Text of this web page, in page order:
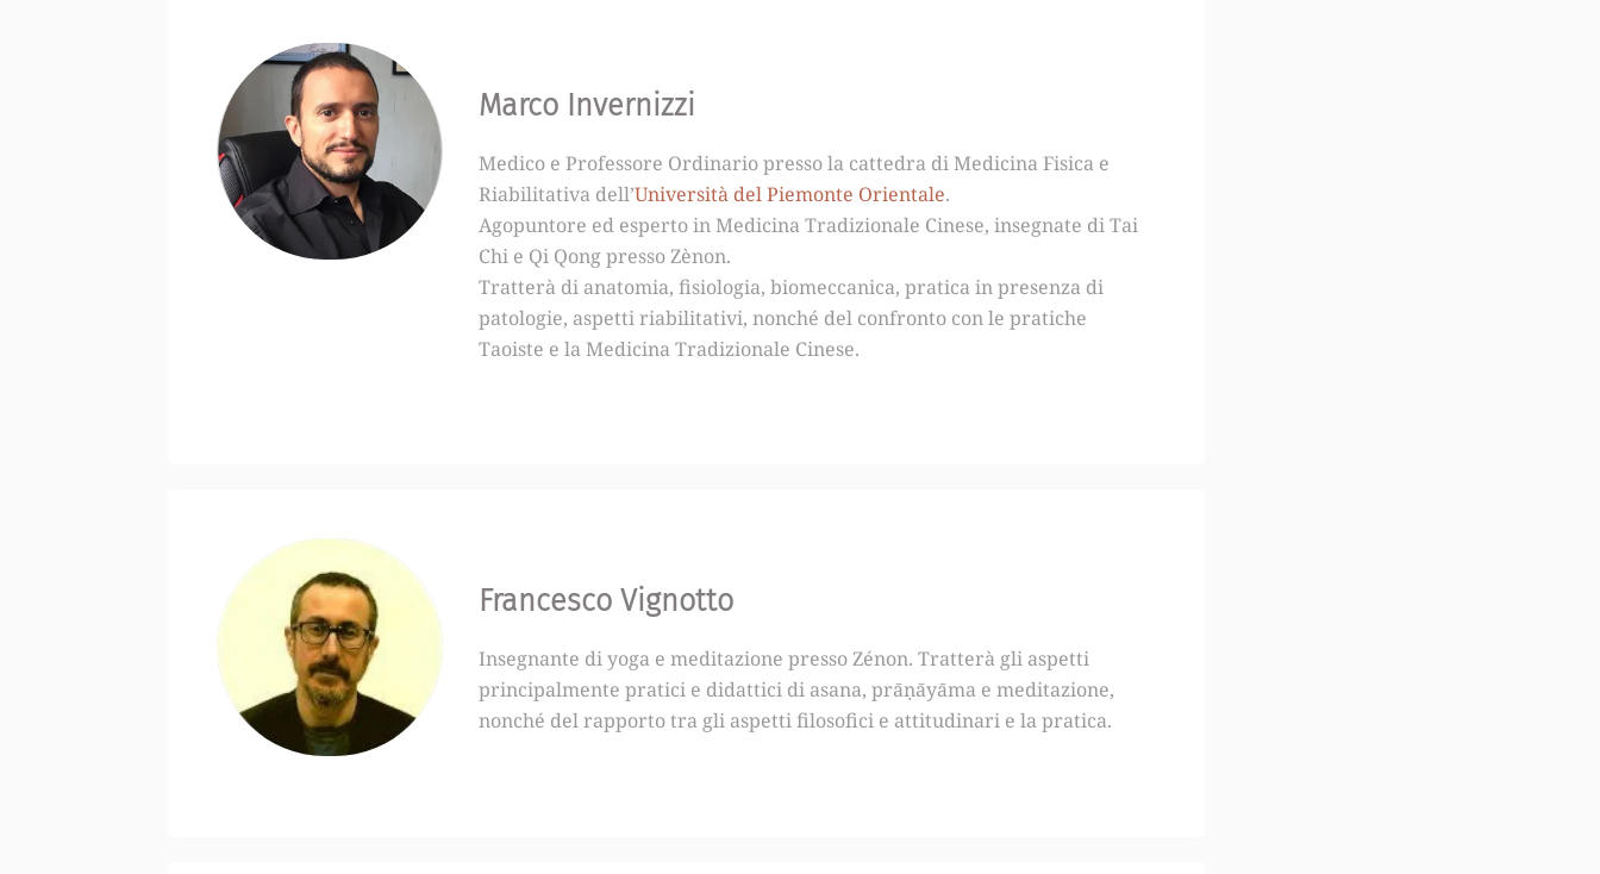
i
i
u
n
s
b
e
Marco Invernizzi
Medico e Professore Ordinario presso la cattedra di Medicina Fisica e
Riabilitativa dell’Università del Piemonte Orientale.
Agopuntore ed esperto in Medicina Tradizionale Cinese, insegnate di Tai
Chi e Qi Qong presso Zènon.
Tratterà di anatomia, fisiologia, biomeccanica, pratica in presenza di
patologie, aspetti riabilitativi, nonché del confronto con le pratiche
Taoiste e la Medicina Tradizionale Cinese.
Francesco Vignotto
Insegnante di yoga e meditazione presso Zénon. Tratterà gli aspetti
principalmente pratici e didattici di asana, prāṇāyāma e meditazione,
nonché del rapporto tra gli aspetti filosofici e attitudinari e la pratica.